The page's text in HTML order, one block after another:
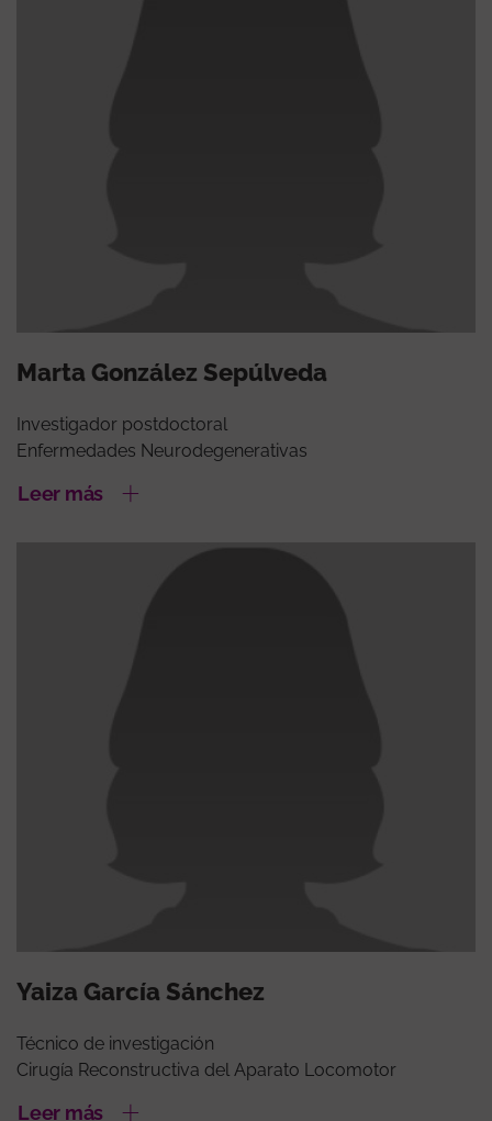
Marta González Sepúlveda
Investigador postdoctoral
Enfermedades Neurodegenerativas
Leer más
Yaiza García Sánchez
Técnico de investigación
Cirugía Reconstructiva del Aparato Locomotor
Leer más